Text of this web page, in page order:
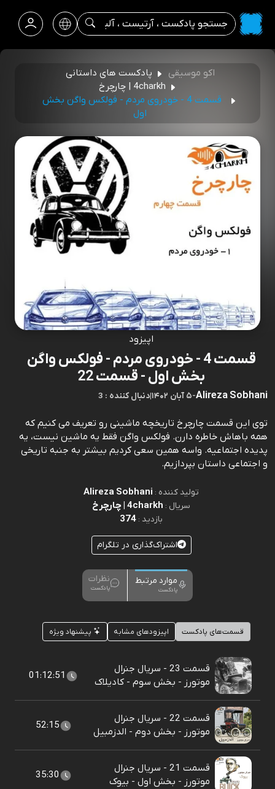
اکو موسیقی
پادکست های داستانی
4charkh | چارچرخ
قسمت 4 - خودروی مردم - فولکس واگن بخش
اول
اپیزود
قسمت 4 - خودروی مردم - فولکس واگن
بخش اول - قسمت 22
Alireza Sobhani
-۵ آبان ۱۴۰۲ |3 : دنبال کننده
توی این قسمت چارچرخ تاریخچه ماشینی رو تعریف می کنیم که
همه باهاش خاطره دارن. فولکس واگن فقط یه ماشین نیست، یه
پدیده اجتماعیه. واسه همین سعی کردیم بیشتر به جنبه تاریخی
و اجتماعی داستان بپردازیم.
تولید کننده : Alireza Sobhani
سریال : 4charkh | چارچرخ
بازدید : 374
اشتراک‌گذاری در تلگرام
موارد مرتبط
پادکست
نظرات
پادکست
قسمت‌های پادکست اپیزودهای مشابه پیشنهاد ویژه
قسمت 23 - سریال جنرال
موتورز - بخش سوم - کادیلاک
01:12:51
قسمت 22 - سریال جنرال
موتورز - بخش دوم - الدزمبیل
52:15
قسمت 21 - سریال جنرال
موتورز - بخش اول - بیوک
35:30